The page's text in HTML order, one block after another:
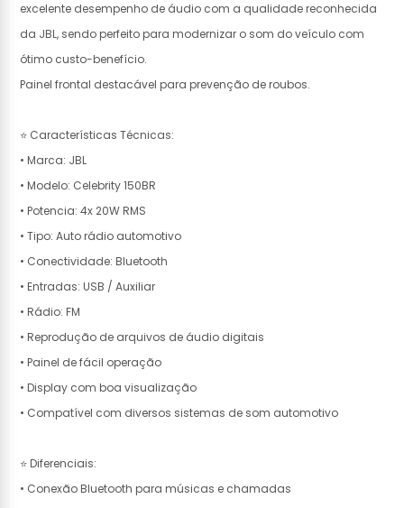
excelente desempenho de áudio com a qualidade reconhecida
da JBL, sendo perfeito para modernizar o som do veículo com
ótimo custo-benefício.
Painel frontal destacável para prevenção de roubos.
⭐ Características Técnicas:
• Marca: JBL
• Modelo: Celebrity 150BR
• Potencia: 4x 20W RMS
• Tipo: Auto rádio automotivo
• Conectividade: Bluetooth
• Entradas: USB / Auxiliar
• Rádio: FM
• Reprodução de arquivos de áudio digitais
• Painel de fácil operação
• Display com boa visualização
• Compatível com diversos sistemas de som automotivo
⭐ Diferenciais:
• Conexão Bluetooth para músicas e chamadas